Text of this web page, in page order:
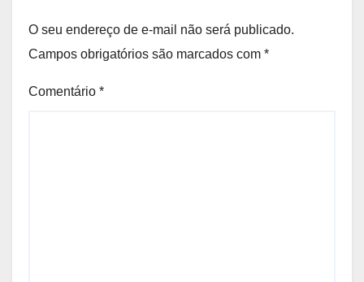
O seu endereço de e-mail não será publicado.
Campos obrigatórios são marcados com *
Comentário *